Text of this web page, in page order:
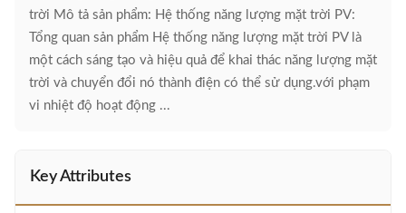
trời Mô tả sản phẩm: Hệ thống năng lượng mặt trời PV:
Tổng quan sản phẩm Hệ thống năng lượng mặt trời PV là
một cách sáng tạo và hiệu quả để khai thác năng lượng mặt
trời và chuyển đổi nó thành điện có thể sử dụng.với phạm
vi nhiệt độ hoạt động ...
Key Attributes